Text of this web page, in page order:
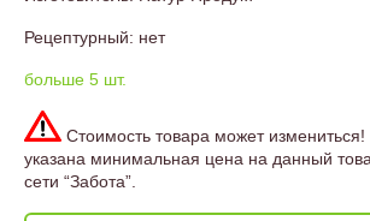
Рецептурный: нет
больше 5 шт.
Стоимость товара может
указана минимальная цена на данный
сети “Забота”.